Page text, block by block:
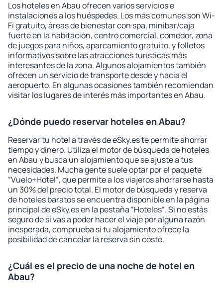
Los hoteles en Abau ofrecen varios servicios e
instalaciones a los huéspedes. Los más comunes son Wi-
Fi gratuito, áreas de bienestar con spa, minibar/caja
fuerte en la habitación, centro comercial, comedor, zona
de juegos para niños, aparcamiento gratuito, y folletos
informativos sobre las atracciones turísticas más
interesantes de la zona. Algunos alojamientos también
ofrecen un servicio de transporte desde y hacia el
aeropuerto. En algunas ocasiones también recomiendan
visitar los lugares de interés más importantes en Abau.
¿Dónde puedo reservar hoteles en Abau?
Reservar tu hotel a través de eSky.es te permite ahorrar
tiempo y dinero. Utiliza el motor de búsqueda de hoteles
en Abau y busca un alojamiento que se ajuste a tus
necesidades. Mucha gente suele optar por el paquete
“Vuelo+Hotel“, que permite a los viajeros ahorrarse hasta
un 30% del precio total. El motor de búsqueda y reserva
de hoteles baratos se encuentra disponible en la página
principal de eSky.es en la pestaña “Hoteles“. Si no estás
seguro de si vas a poder hacer el viaje por alguna razón
inesperada, comprueba si tu alojamiento ofrece la
posibilidad de cancelar la reserva sin coste.
¿Cuál es el precio de una noche de hotel en
Abau?